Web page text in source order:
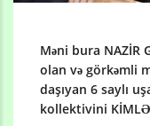
Məni bura NAZİR
olan və görkəmli
daşıyan 6 saylı
kollektivini